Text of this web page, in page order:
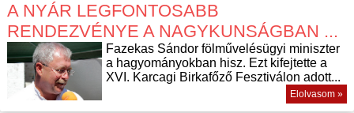
A NYÁR LEGFONTOSABB
RENDEZVÉNYE A NAGYKUNSÁGBAN ...
Fazekas Sándor fölművelésügyi miniszter
a hagyományokban hisz. Ezt kifejtette a
XVI. Karcagi Birkafőző Fesztiválon adott...
Elolvasom »